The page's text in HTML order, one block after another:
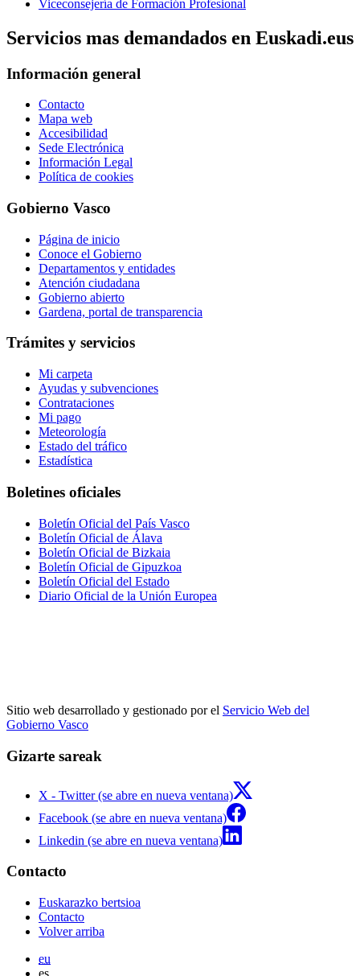
Viceconsejería de Formación Profesional
Servicios mas demandados en Euskadi.eus
Información general
Contacto
Mapa web
Accesibilidad
Sede Electrónica
Información Legal
Política de cookies
Gobierno Vasco
Página de inicio
Conoce el Gobierno
Departamentos y entidades
Atención ciudadana
Gobierno abierto
Gardena, portal de transparencia
Trámites y servicios
Mi carpeta
Ayudas y subvenciones
Contrataciones
Mi pago
Meteorología
Estado del tráfico
Estadística
Boletines oficiales
Boletín Oficial del País Vasco
Boletín Oficial de Álava
Boletín Oficial de Bizkaia
Boletín Oficial de Gipuzkoa
Boletín Oficial del Estado
Diario Oficial de la Unión Europea
Sitio web desarrollado y gestionado por el Servicio Web del
Gobierno Vasco
Gizarte sareak
X - Twitter (se abre en nueva ventana)
Facebook (se abre en nueva ventana)
Linkedin (se abre en nueva ventana)
Contacto
Euskarazko bertsioa
Contacto
Volver arriba
eu
es